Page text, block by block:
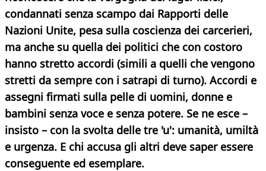
condannati senza scampo dai Rapporti delle
Nazioni Unite, pesa sulla coscienza dei carcerieri,
ma anche su quella dei politici che con costoro
hanno stretto accordi (simili a quelli che vengono
stretti da sempre con i satrapi di turno). Accordi e
assegni firmati sulla pelle di uomini, donne e
bambini senza voce e senza potere. Se ne esce –
insisto – con la svolta delle tre 'u': umanità, umiltà
e urgenza. E chi accusa gli altri deve saper essere
conseguente ed esemplare.